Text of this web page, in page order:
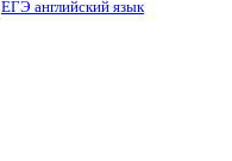
ЕГЭ английский язык